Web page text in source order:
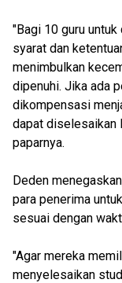
"Bagi 10 guru
syarat dan
menimbulkan
dipenuhi. Jika ada
dikompensasi
dapat diselesaikan
paparnya.
Deden
para penerima
sesuai dengan
"Agar mereka
menyelesaikan